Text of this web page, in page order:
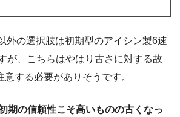
外の選択肢は初期型のアイシン製6速
が、こちらはやはり古さに対する故
する必要がありそうです。
期の信頼性こそ高いものの古くなっ